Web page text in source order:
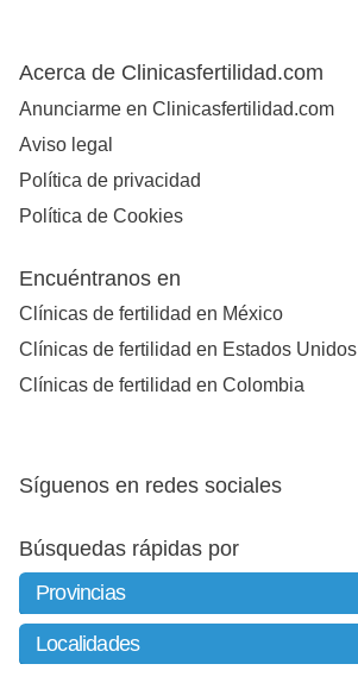
Acerca de Clinicasfertilidad.com
Anunciarme en Clinicasfertilidad.com
Aviso legal
Política de privacidad
Política de Cookies
Encuéntranos en
Clínicas de fertilidad en México
Clínicas de fertilidad en Estados Unidos
Clínicas de fertilidad en Colombia
Síguenos en redes sociales
Búsquedas rápidas por